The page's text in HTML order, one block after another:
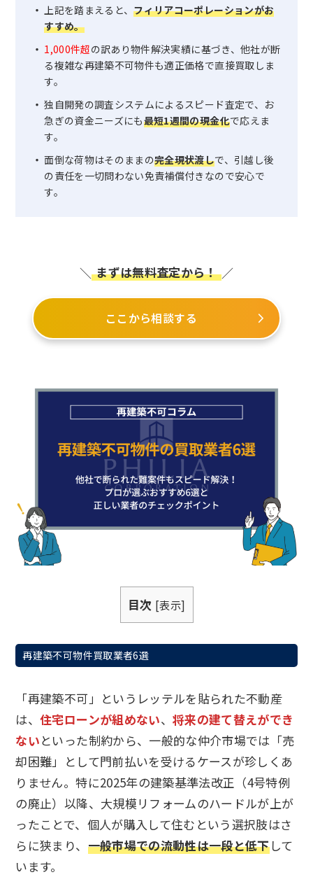
上記を踏まえると、フィリアコーポレーションがお
すすめ。
1,000件超の訳あり物件解決実績に基づき、他社が断
る複雑な再建築不可物件も適正価格で直接買取しま
す。
独自開発の調査システムによるスピード査定で、お
急ぎの資金ニーズにも最短1週間の現金化で応えま
す。
面倒な荷物はそのままの完全現状渡しで、引越し後
の責任を一切問わない免責補償付きなので安心で
す。
＼ まずは無料査定から！ ／
ここから相談する arrow_forward_ios
目次 [表示]
再建築不可物件買取業者6選
「再建築不可」というレッテルを貼られた不動産
は、住宅ローンが組めない、 将来の建て替えができ
ないといった制約から、一般的な仲介市場では「売
却困難」として門前払いを受けるケースが珍しくあ
りません。特に2025年の建築基準法改正（4号特例
の廃止）以降、大規模リフォームのハードルが上が
ったことで、個人が購入して住むという選択肢はさ
らに狭まり、 一般市場での流動性は一段と低下して
います。